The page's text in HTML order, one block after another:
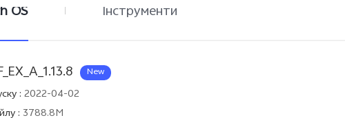
OS Інструменти
New
: 2022-04-02
: 3788.8M